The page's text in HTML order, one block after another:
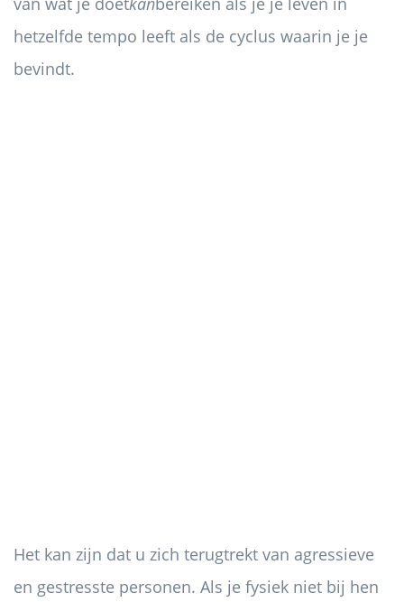
hetzelfde tempo leeft als de cyclus waarin je je
bevindt.
Het kan zijn dat u zich terugtrekt van agressieve
en gestresste personen. Als je fysiek niet bij hen